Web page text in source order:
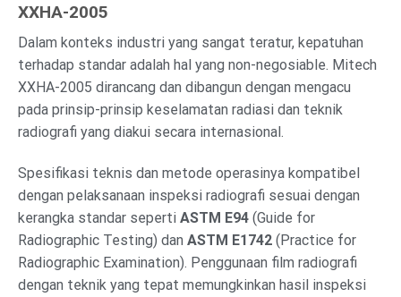
XXHA-2005
Dalam konteks industri yang sangat teratur, kepatuhan
terhadap standar adalah hal yang non-negosiable. Mitech
XXHA-2005 dirancang dan dibangun dengan mengacu
pada prinsip-prinsip keselamatan radiasi dan teknik
radiografi yang diakui secara internasional.
Spesifikasi teknis dan metode operasinya kompatibel
dengan pelaksanaan inspeksi radiografi sesuai dengan
kerangka standar seperti ASTM E94 (Guide for
Radiographic Testing) dan ASTM E1742 (Practice for
Radiographic Examination). Penggunaan film radiografi
dengan teknik yang tepat memungkinkan hasil inspeksi